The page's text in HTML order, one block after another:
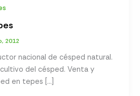
2012
nacional de césped natural.
del césped. Venta y
en tepes […]